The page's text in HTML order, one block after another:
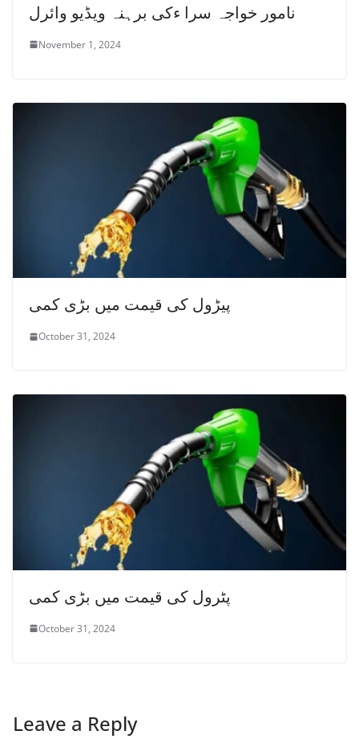
نامور خواجہ سرا ءکی برہنہ ویڈیو وائرل
November 1, 2024
پیڑول کی قیمت میں بڑی کمی
October 31, 2024
پٹرول کی قیمت میں بڑی کمی
October 31, 2024
Leave a Reply